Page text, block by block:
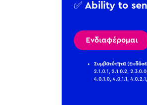
✅ Ability to
Ενδιαφέρομαι
Συμβατότητα
2.1.0.1, 2.1.0.2,
4.0.1.0, 4.0.1.1,